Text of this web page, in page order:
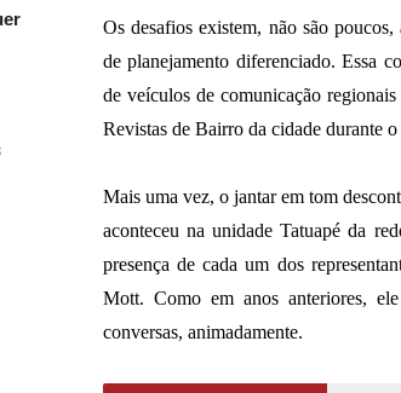
Os desafios existem, não são
de planejamento diferenciado. Essa
de veículos de comunicação
Revistas de Bairro da cidade durante
Mais uma vez, o jantar em tom
aconteceu na unidade Tatuapé da
presença de cada um dos
Mott. Como em anos anteriores,
conversas, animadamente.